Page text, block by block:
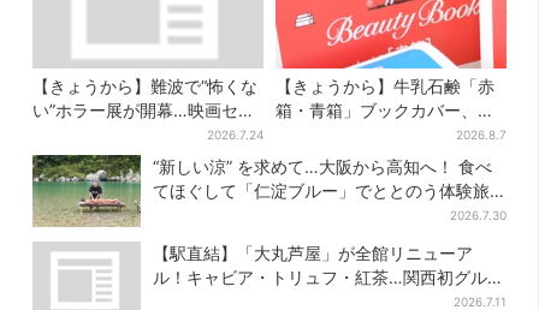
【きょうから】難波で“怖くな
い”ホラー展が開幕…映画セッ
トのなかに入って、怪異も触
り放題！？
2026.7.24
【きょうから】牛乳石鹸「赤
箱・青箱」ブックカバー、大
阪で無料配布！ 先着1000名
に「牛のカード」も
2026.8.7
“新しい涼” を求めて…大阪から高知へ！ 食べ
てほぐして「仁淀ブルー」でととのう体験旅
2026.7.30
【駅直結】「大丸芦屋」が全館リニューア
ル！キャビア・トリュフ・紅茶…関西初グルメ
2026.7.11